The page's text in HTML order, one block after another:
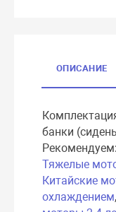
ОПИСАНИЕ
банки
Рекомендуем:
Тяжелые
Китайские
охлаждением,